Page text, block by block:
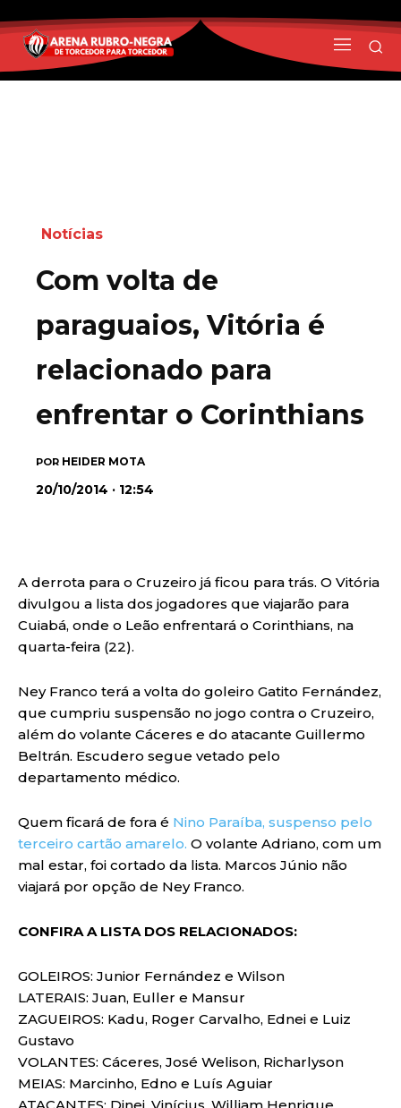
Notícias
Com volta de
paraguaios, Vitória é
relacionado para
enfrentar o Corinthians
POR HEIDER MOTA
20/10/2014 · 12:54
A derrota para o Cruzeiro já ficou para trás. O Vitória
divulgou a lista dos jogadores que viajarão para
Cuiabá, onde o Leão enfrentará o Corinthians, na
quarta-feira (22).
Ney Franco terá a volta do goleiro Gatito Fernández,
que cumpriu suspensão no jogo contra o Cruzeiro,
além do volante Cáceres e do atacante Guillermo
Beltrán. Escudero segue vetado pelo
departamento médico.
Quem ficará de fora é Nino Paraíba, suspenso pelo
terceiro cartão amarelo. O volante Adriano, com um
mal estar, foi cortado da lista. Marcos Júnio não
viajará por opção de Ney Franco.
CONFIRA A LISTA DOS RELACIONADOS:
GOLEIROS: Junior Fernández e Wilson
LATERAIS: Juan, Euller e Mansur
ZAGUEIROS: Kadu, Roger Carvalho, Ednei e Luiz
Gustavo
VOLANTES: Cáceres, José Welison, Richarlyson
MEIAS: Marcinho, Edno e Luís Aguiar